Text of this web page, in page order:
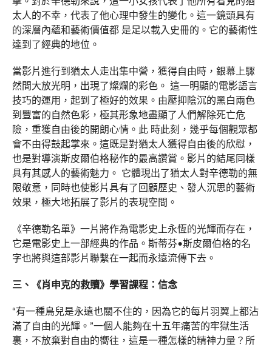
太人的不幸，代表了他心理中發生的變化。這一鏡頭具有
的深層內蘊和藝術價值都 是足以載入史冊的。它的藝術性
達到了經典的地位。
當影片進行到猶太人走出集中營，獲得自由時，銀幕上驟
然間大放光明，出現了燦爛的彩色。 這一明顯的電影語言
技巧的運用，起到了極好的效果。由壓抑陰沉的黑白兩色
到豐富的自然色彩，極其形象地盡顯了人們解除死亡危
險，重獲自由後的開朗心情。此 時此刻，幾乎每個觀眾都
會不由得鼓起掌來。這既是對猶太人獲得自由後的欣慰，
也是對導演斯皮爾伯格秘作的最高讚賞。影片的結尾同樣
具有其感人的藝術魅力。 它體現出了猶太人對辛德勒的無
限敬意，同時也使影片具有了回顧歷史、發人沉思的藝術
效果，極大地拓展了影片的表現空間。
《辛德勒名單》一片將作為電影史上永恆的光輝而存在，
它是電影史上一部經典的作品。斯蒂芬•斯皮爾伯格的名
字也將與這部影片聯繫在一起而永遠流傳下去。
三、《肖申克的救贖》學習課程：信念
“有一種鳥兒是永遠也關不住的，因為它的每片羽翼上都沾
滿了自由的光輝。”一個人能夠在十五年痛苦的牢獄生活
裏，不放棄對自由的嚮往，這是一種怎樣的精神力量？所